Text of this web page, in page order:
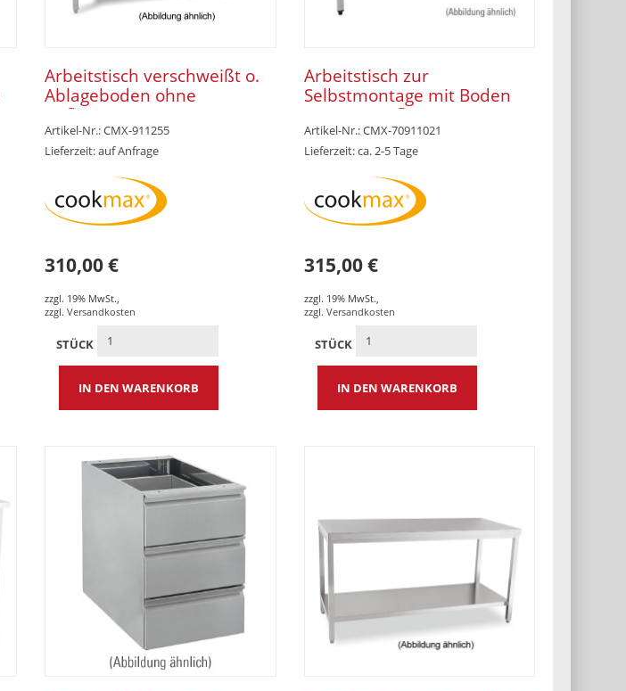
Arbeitstisch verschweißt o.
Ablageboden ohne
Aufkantung 800 x 600 x 850
mm
Artikel-Nr.: CMX-911255
Lieferzeit: auf Anfrage
310,00 €
zzgl. 19% MwSt.
zzgl.Versandkosten
STÜCK
IN DEN WARENKORB
Arbeitstisch zur
Selbstmontage mit Boden
100 mm Aufkantung 1400 x
700 x 850 mm
Artikel-Nr.: CMX-70911021
Lieferzeit: ca. 2-5 Tage
315,00 €
zzgl. 19% MwSt.
zzgl. Versandkosten
STÜCK
IN DEN WARENKORB